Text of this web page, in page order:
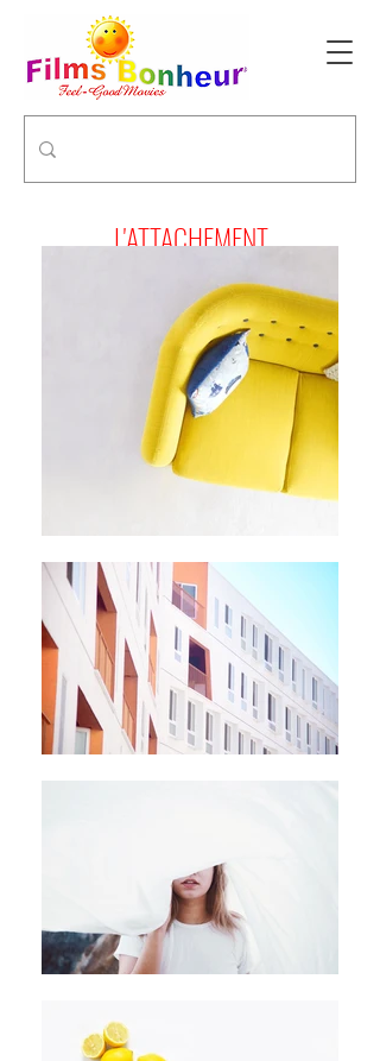
L'ATTACHEMENT